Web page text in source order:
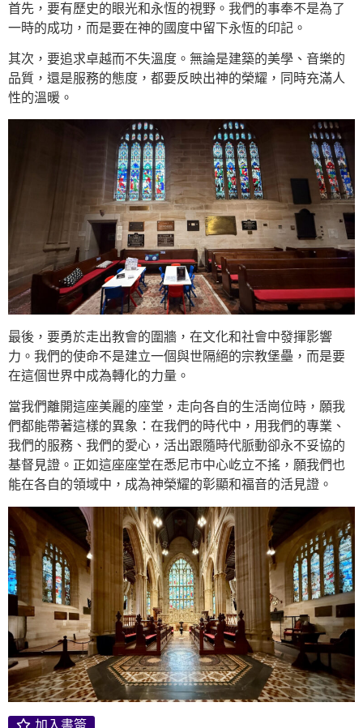
首先，要有歷史的眼光和永恆的視野。我們的事奉不是為了
一時的成功，而是要在神的國度中留下永恆的印記。
其次，要追求卓越而不失溫度。無論是建築的美學、音樂的
品質，還是服務的態度，都要反映出神的榮耀，同時充滿人
性的溫暖。
最後，要勇於走出教會的圍牆，在文化和社會中發揮影響
力。我們的使命不是建立一個與世隔絕的宗教堡壘，而是要
在這個世界中成為轉化的力量。
當我們離開這座美麗的座堂，走向各自的生活崗位時，願我
們都能帶著這樣的異象：在我們的時代中，用我們的專業、
我們的服務、我們的愛心，活出跟隨時代脈動卻永不妥協的
基督見證。正如這座座堂在悉尼市中心屹立不搖，願我們也
能在各自的領域中，成為神榮耀的彰顯和福音的活見證。
加入書簽